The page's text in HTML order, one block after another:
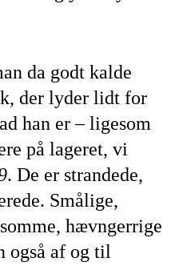
da godt kalde
der lyder lidt for
han er – ligesom
på lageret, vi
. De er strandede,
Smålige,
hævngerrige
også af og til